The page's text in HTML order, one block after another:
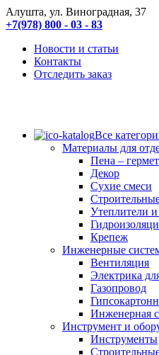
Алушта, ул. Виноградная, 37
+7(978) 800 - 03 - 83
Новости и статьи
Контакты
Отследить заказ
Все
Материалы для
Пена –
Декор
Сухие смеси
Утеплители
Крепеж
Инженерные
Вентиляция
Электрика
Газопровод
Инженерная
Инструмент и
Инструменты